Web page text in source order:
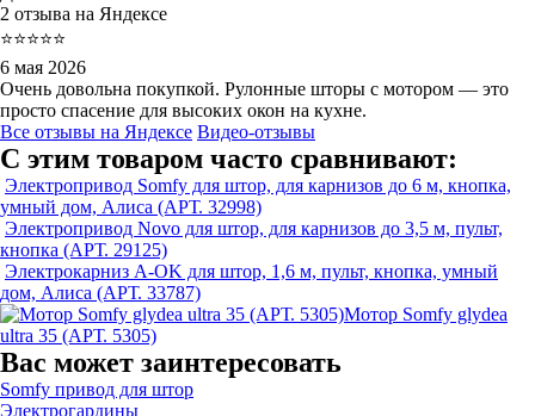
2 отзыва на Яндексе
⭐⭐⭐⭐⭐
6 мая 2026
Очень довольна покупкой. Рулонные шторы с мотором — это
просто спасение для высоких окон на кухне.
Все отзывы на Яндексе Видео-отзывы
С этим товаром часто сравнивают:
Электропривод Somfy для штор, для карнизов до 6 м, кнопка,
умный дом, Алиса (АРТ. 32998)
Электропривод Novo для штор, для карнизов до 3,5 м, пульт,
кнопка (АРТ. 29125)
Электрокарниз A-OK для штор, 1,6 м, пульт, кнопка, умный
дом, Алиса (АРТ. 33787)
Мотор Somfy glydea
ultra 35 (АРТ. 5305)
Вас может заинтересовать
Somfy привод для штор
Электрогардины